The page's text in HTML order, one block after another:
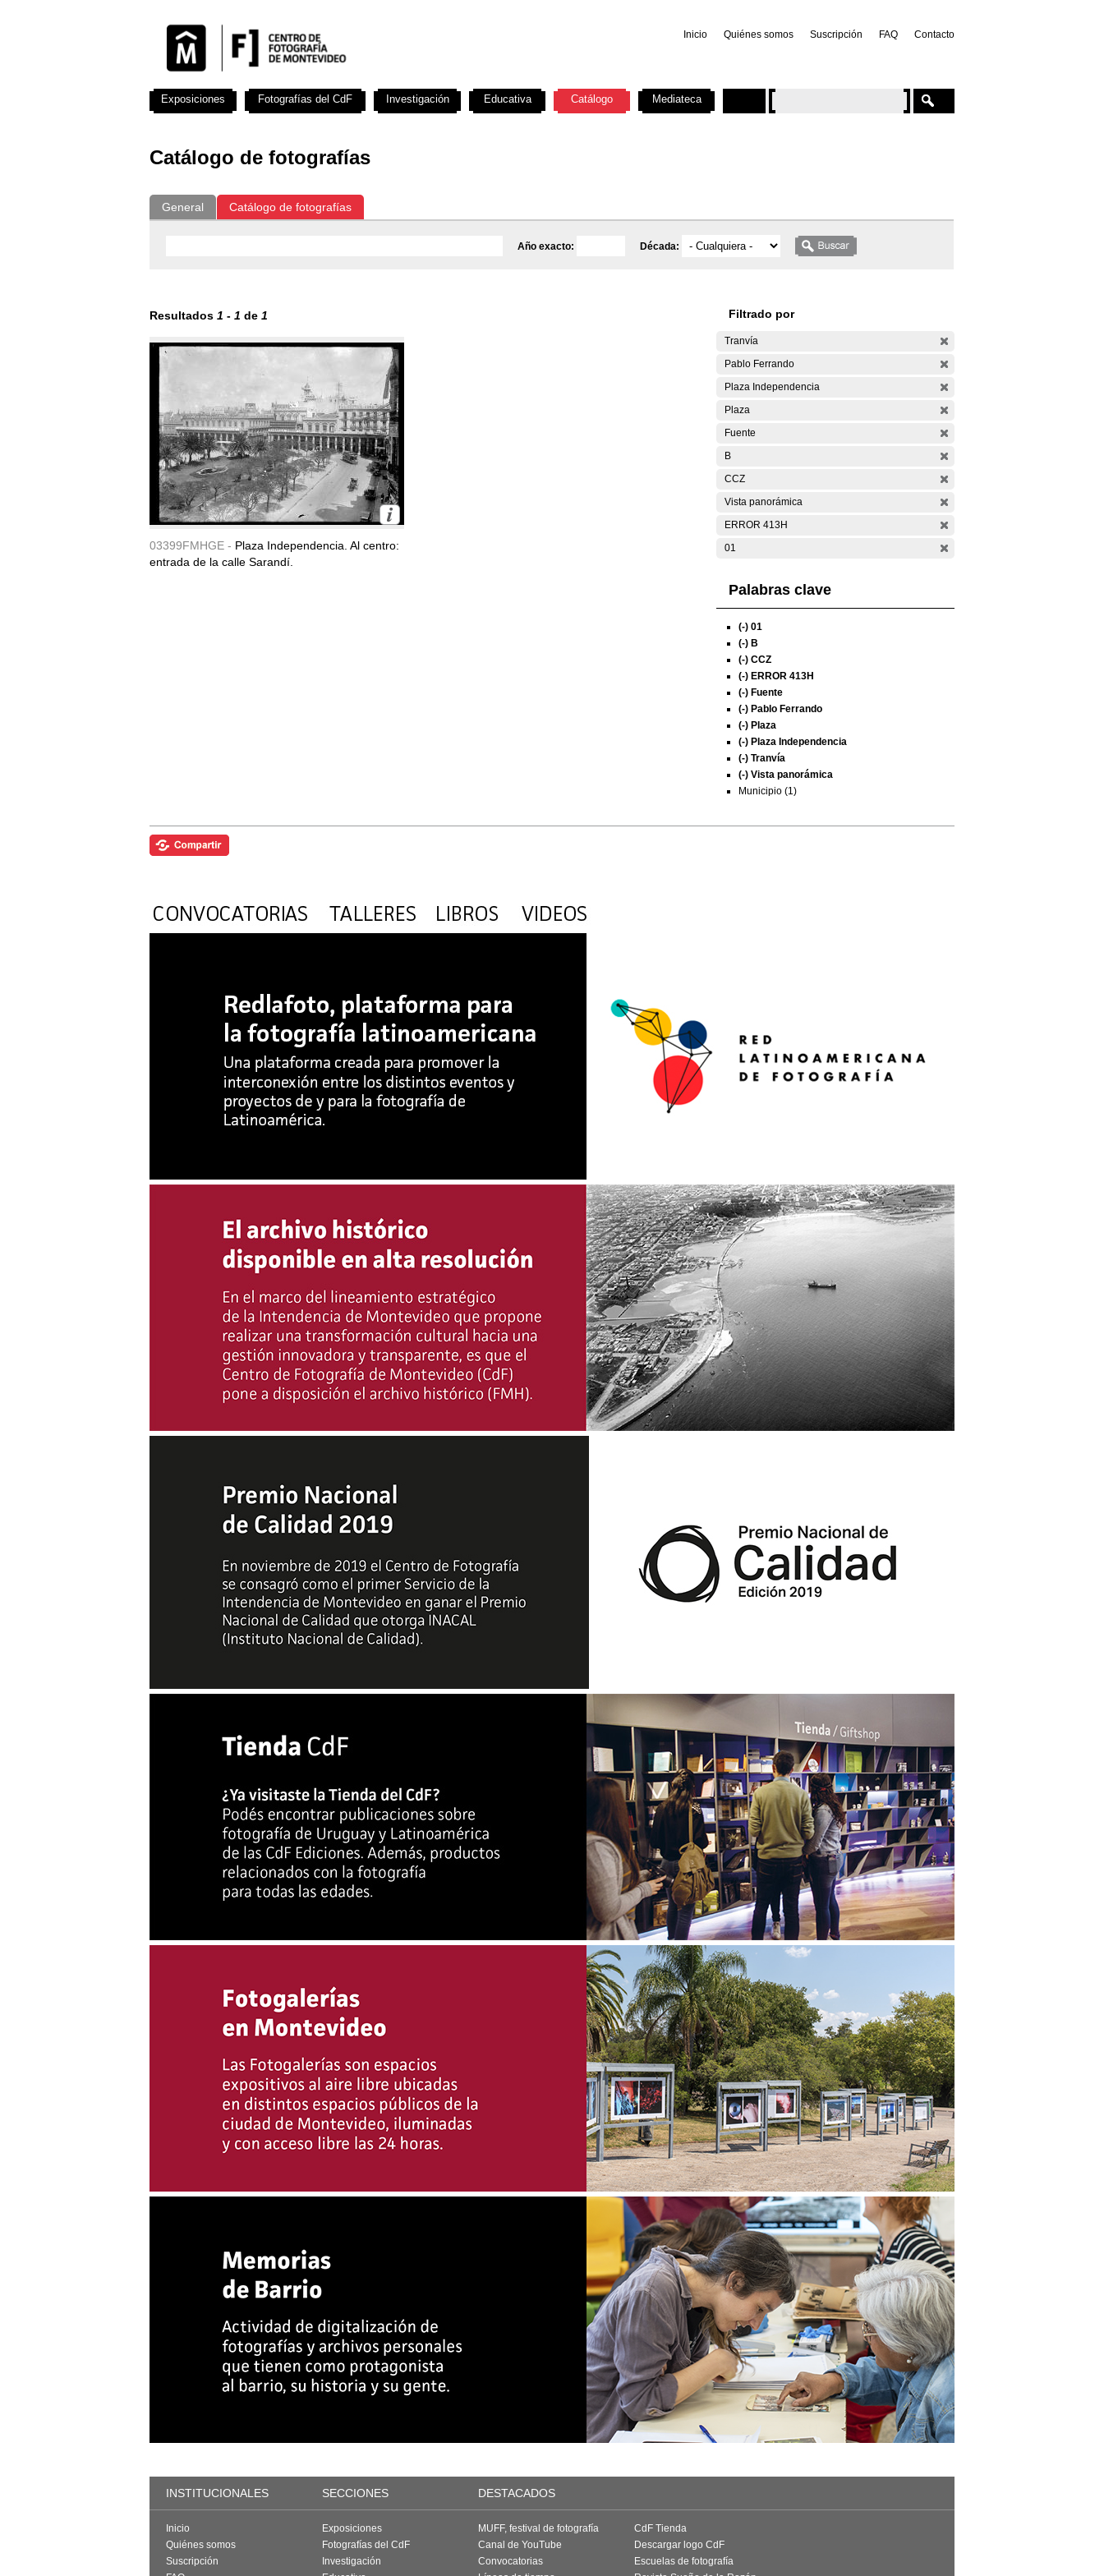
Inicio Quiénes somos Suscripción FAQ Contacto
Catálogo de fotografías
General Catálogo de fotografías
Año exacto: Década:
Resultados 1 - 1 de 1
03399FMHGE - Plaza Independencia. Al centro:
entrada de la calle Sarandí.
Filtrado por
Tranvía
Pablo Ferrando
Plaza Independencia
Plaza
Fuente
B
CCZ
Vista panorámica
ERROR 413H
01
Palabras clave
(-) 01
(-) B
(-) CCZ
(-) ERROR 413H
(-) Fuente
(-) Pablo Ferrando
(-) Plaza
(-) Plaza Independencia
(-) Tranvía
(-) Vista panorámica
Municipio (1)
Exposiciones Fotografías del CdF Investigación Educativa Catálogo Mediateca
INSTITUCIONALES SECCIONES DESTACADOS
Inicio
Quiénes somos
Suscripción
Exposiciones
Fotografías del CdF
Investigación
MUFF, festival de fotografía
Canal de YouTube
Convocatorias
CdF Tienda
Descargar logo CdF
Escuelas de fotografía